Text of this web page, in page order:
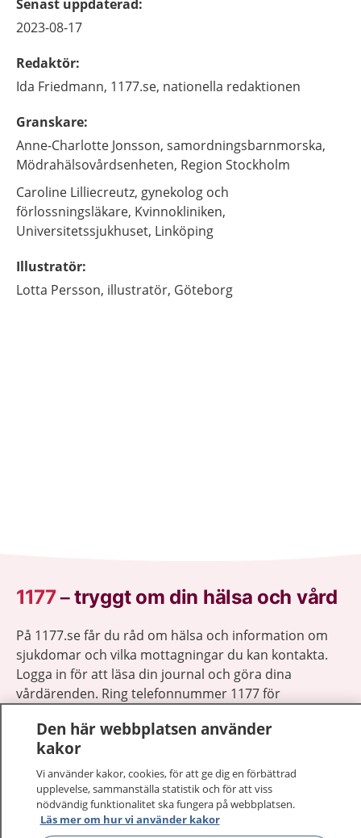
Senast uppdaterad:
2023-08-17
Redaktör:
Ida Friedmann, 1177.se, nationella redaktionen
Granskare:
Anne-Charlotte Jonsson, samordningsbarnmorska,
Mödrahälsovårdsenheten, Region Stockholm
Caroline Lilliecreutz, gynekolog och
förlossningsläkare, Kvinnokliniken,
Universitetssjukhuset, Linköping
Illustratör:
Lotta Persson, illustratör, Göteborg
1177–tryggt om din hälsa och vård
På 1177.se får du råd om hälsa och information om
sjukdomar och vilka mottagningar du kan kontakta.
Logga in för att läsa din journal och göra dina
vårdärenden. Ring telefonnummer 1177 för
1177 ger dig råd när du vill må bättre.
Visa
Den här webbplatsen använder
kakor
Vi använder kakor, cookies, för att ge dig en förbättrad
upplevelse, sammanställa statistik och för att viss
nödvändig funktionalitet ska fungera på webbplatsen.
Läs mer om hur vi använder kakor